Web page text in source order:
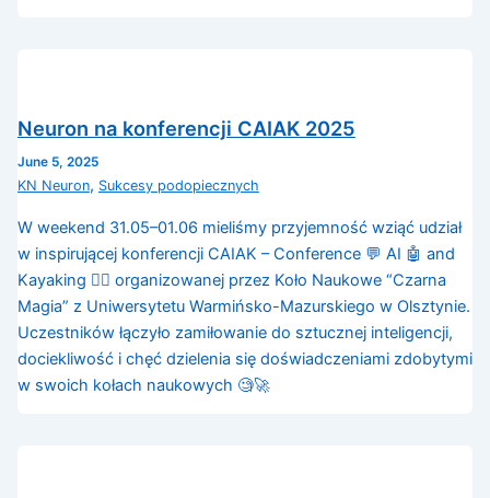
Neuron na konferencji CAIAK 2025
June 5, 2025
KN Neuron, Sukcesy podopiecznych
W weekend 31.05–01.06 mieliśmy przyjemność wziąć udział
w inspirującej konferencji CAIAK – Conference 💬 AI 🤖 and
Kayaking 🚣‍♀️ organizowanej przez Koło Naukowe “Czarna
Magia” z Uniwersytetu Warmińsko-Mazurskiego w Olsztynie.
Uczestników łączyło zamiłowanie do sztucznej inteligencji,
dociekliwość i chęć dzielenia się doświadczeniami zdobytymi
w swoich kołach naukowych 🧐🚀